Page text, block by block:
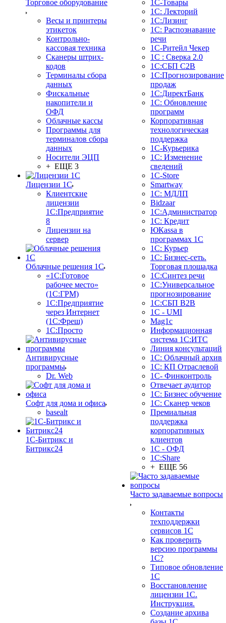
Торговое оборудование
Весы и принтеры
этикеток
Контрольно-
кассовая техника
Сканеры штрих-
кодов
Терминалы сбора
данных
Фискальные
накопители и
ОФД
Облачные кассы
Программы для
терминалов сбора
данных
Носители ЭЦП
+ ЕЩЕ 3
Лицензии 1С
Клиентские
лицензии
1С:Предприятие
8
Лицензии на
сервер
Облачные решения 1С
«1C:Готовое
рабочее место»
(1С:ГРМ)
1С:Предприятие
через Интернет
(1С:Фреш)
1С:Просто
Антивирусные
программы
Dr. Web
Софт для дома и офиса
basealt
1С-Битрикс и
Битрикс24
1С-Товары
1С: Лекторий
1С:Лизинг
1С: Распознавание
речи
1C-Ритейл Чекер
1С : Сверка 2.0
1С:СБП C2B
1С:Прогнозирование
продаж
1С:ДиректБанк
1С: Обновление
программ
Корпоративная
технологическая
поддержка
1С-Курьерика
1С: Изменение
сведений
1C-Store
Smartway
1С: МДЛП
Bidzaar
1С:Администратор
1С: Кредит
ЮКаssа в
программах 1С
1С: Курьер
1С: Бизнес-сеть.
Торговая площадка
1С:Синтез речи
1С:Универсальное
прогнозирование
1С:СБП B2B
1C - UMI
Mag1c
Информационная
система 1С:ИТС
Линия консультаций
1С: Облачный архив
1С: КП Отраслевой
1С- Финконтроль
Отвечает аудитор
1С: Бизнес обучение
1С: Сканер чеков
Премиальная
поддержка
корпоративных
клиентов
1С - ОФД
1С:Share
+ ЕЩЕ 56
Часто задаваемые вопросы
Контакты
техподдержки
сервисов 1С
Как проверить
версию программы
1С?
Типовое обновление
1С
Восстановление
лицензии 1С.
Инструкция.
Создание архива